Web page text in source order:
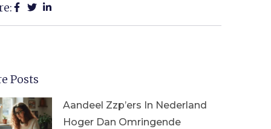
Posts
Aandeel Zzp’ers In Nederland
Hoger Dan Omringende